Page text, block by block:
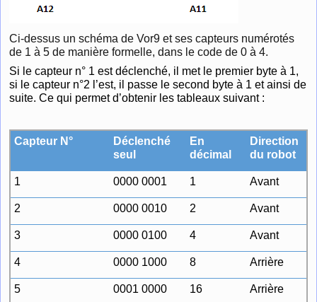
Ci-dessus un schéma de Vor9 et ses capteurs numérotés
de 1 à 5 de manière formelle, dans le code de 0 à 4.
Si le capteur n° 1 est déclenché, il met le premier byte à 1,
si le capteur n°2 l’est, il passe le second byte à 1 et ainsi de
suite. Ce qui permet d’obtenir les tableaux suivant :
Capteur N°
Déclenché
seul
En
décimal
Direction
du robot
1 0000 0001 1 Avant
2 0000 0010 2 Avant
3 0000 0100 4 Avant
4 0000 1000 8 Arrière
5 0001 0000 16 Arrière